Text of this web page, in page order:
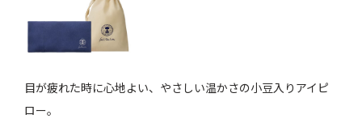
目が疲れた時に心地よい、やさしい温かさの小豆入りアイピ
ロー。